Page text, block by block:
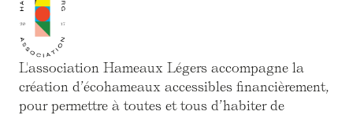
L'association Hameaux Légers accompagne la
création d’écohameaux accessibles financièrement,
pour permettre à toutes et tous d’habiter de